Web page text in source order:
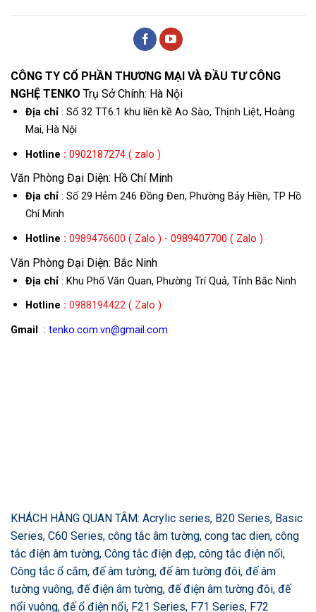
CÔNG TY CỔ PHẦN THƯƠNG MẠI VÀ ĐẦU TƯ CÔNG
NGHỆ TENKO Trụ Sở Chính: Hà Nội
Địa chỉ: Số 32 TT6.1 khu liền kề Ao Sào, Thịnh Liệt, Hoàng
Mai, Hà Nội
Hotline : 0902187274 ( zalo )
Văn Phòng Đại Diện: Hồ Chí Minh
Địa chỉ: Số 29 Hẻm 246 Đồng Đen, Phường Bảy Hiền, TP Hồ
Chí Minh
Hotline : 0989476600 ( Zalo ) - 0989407700 ( Zalo )
Văn Phòng Đại Diện: Bắc Ninh
Địa chỉ: Khu Phố Văn Quan, Phường Trí Quả, Tỉnh Bắc Ninh
Hotline : 0988194422( Zalo )
Gmail : tenko.com.vn@gmail.com
KHÁCH HÀNG QUAN TÂM: Acrylic series, B20 Series, Basic
Series, C60 Series, công tắc âm tường, cong tac dien, công
tắc điện âm tường, Công tắc điện đẹp, công tắc điện nổi,
Công tắc ổ cắm, đế âm tường, đế âm tường đôi, đế âm
tường vuông, đế điện âm tường, đế điện âm tường đôi, đế
nổi vuông, đế ổ điện nổi, F21 Series, F71 Series, F72